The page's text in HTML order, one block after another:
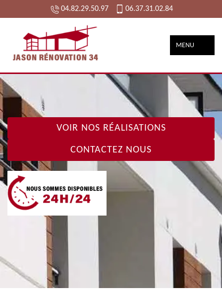
04.82.29.50.97 06.37.31.02.84
MENU
VOIR NOS RÉALISATIONS
CONTACTEZ NOUS